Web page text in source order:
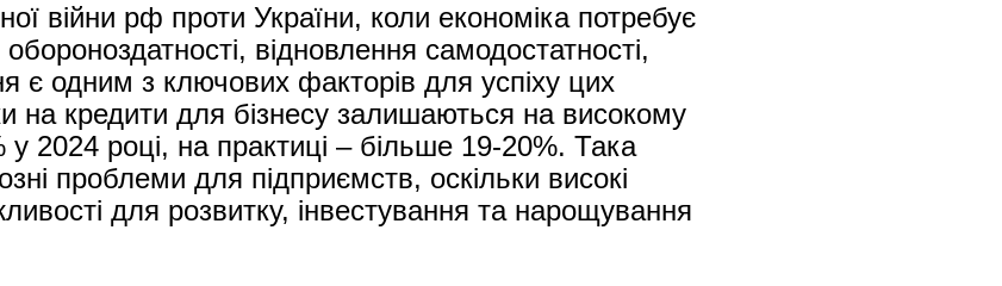
війни рф проти України, коли економіка потребує
відновлення самодостатності,
є одним з ключових факторів для успіху цих
на кредити для бізнесу залишаються на високому
у 2024 році, на практиці – більше 19-20%. Така
проблеми для підприємств, оскільки високі
для розвитку, інвестування та нарощування